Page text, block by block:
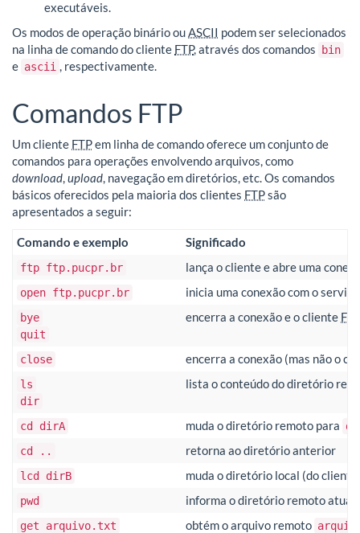
executáveis.
Os modos de operação binário ouASCII podem ser selecionados
na linha de comando do cliente FTP, através dos comandos bin
e ascii , respectivamente.
Comandos FTP
Um cliente FTPem linha de comando oferece um conjunto de
comandos para operações envolvendo arquivos, como
download,upload, navegação em diretórios, etc. Os comandos
básicos oferecidos pela maioria dos clientes FTPsão
apresentados a seguir:
Comando e exemplo Significado
ftp ftp.pucpr.br lança o cliente e abre uma
open ftp.pucpr.br inicia uma conexão com o
bye
quit
encerra a conexão e o cliente
close encerra a conexão (mas não o
ls
dir
lista o conteúdo do diretório
cd dirA muda o diretório remoto para
cd ..
retorna ao diretório anterior
lcd dirB muda o diretório local (do
pwd informa o diretório remoto atual
get arquivo.txt obtém o arquivo remoto